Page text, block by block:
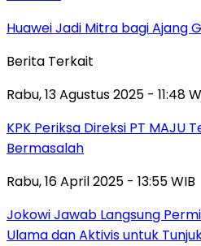
Huawei Jadi Mitra bagi Ajang
Berita Terkait
Rabu, 13 Agustus 2025 - 11:48
KPK Periksa Direksi PT MAJU
Bermasalah
Rabu, 16 April 2025 - 13:55 WIB
Jokowi Jawab Langsung
Ulama dan Aktivis untuk